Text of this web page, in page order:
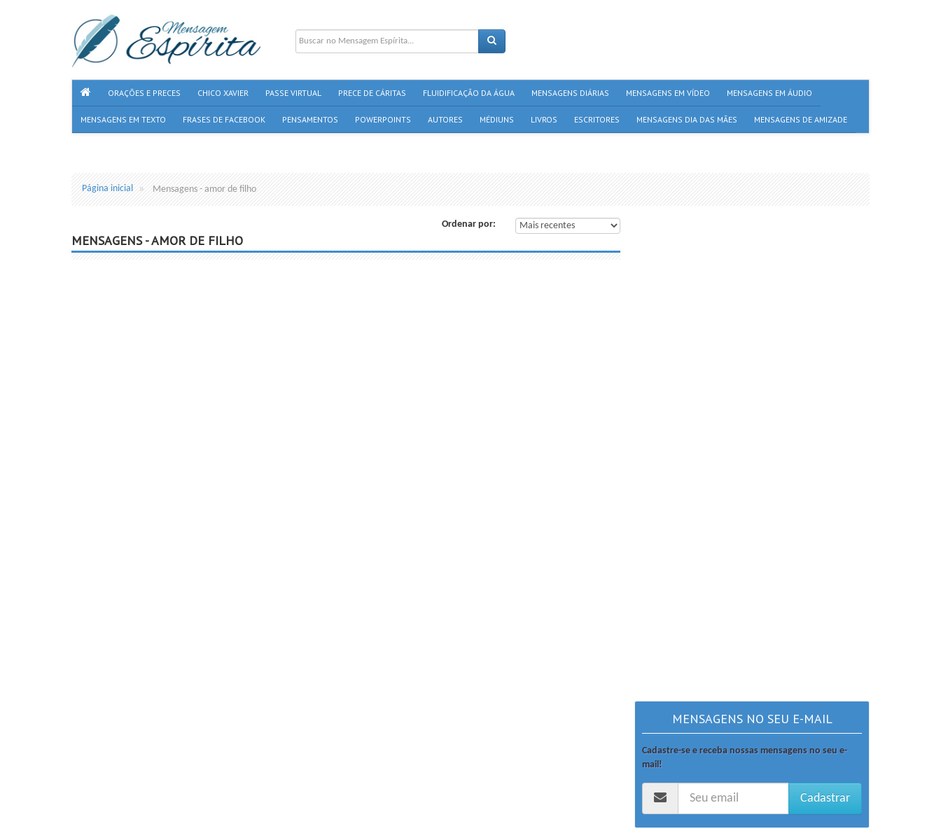
ORAÇÕES E PRECES CHICO XAVIER PASSE VIRTUAL PRECE DE CÁRITAS FLUIDIFICAÇÃO DA ÁGUA MENSAGENS DIÁRIAS MENSAGENS EM VÍDEO MENSAGENS EM ÁUDIO
MENSAGENS EM TEXTO FRASES DE FACEBOOK PENSAMENTOS POWERPOINTS AUTORES MÉDIUNS LIVROS ESCRITORES MENSAGENS DIA DAS MÃES MENSAGENS DE AMIZADE
Página inicial Mensagens - amor de filho
Ordenar por:
MENSAGENS - AMOR DE FILHO
MENSAGENS NO SEU E-MAIL
Cadastre-se e receba nossas mensagens no seu e-
mail!
Cadastrar